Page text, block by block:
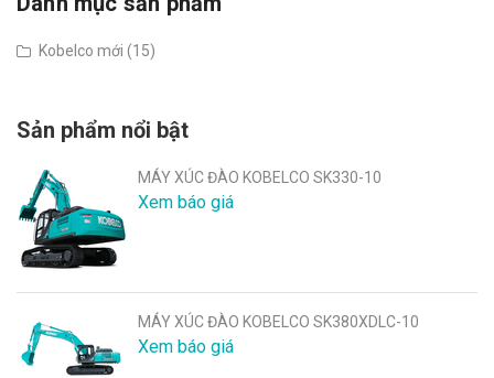
Kobelco mới (15)
Sản phẩm nổi bật
MÁY XÚC ĐÀO KOBELCO SK330-10
Xem báo giá
MÁY XÚC ĐÀO KOBELCO SK380XDLC-10
Xem báo giá